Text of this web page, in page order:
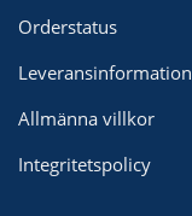
Orderstatus
Leveransinformation
Allmänna villkor
Integritetspolicy